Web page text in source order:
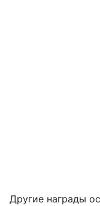
Другие награды